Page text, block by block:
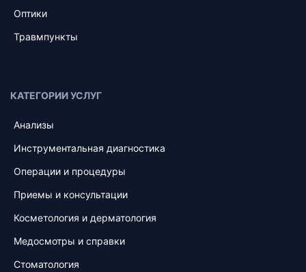
Оптики
Травмпункты
КАТЕГОРИИ УСЛУГ
Анализы
Инструментальная диагностика
Операции и процедуры
Приемы и консультации
Косметология и дерматология
Медосмотры и справки
Стоматология